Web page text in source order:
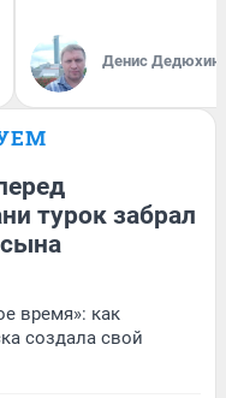
Денис Дедюхин
турок забрал
время»: как
создала свой